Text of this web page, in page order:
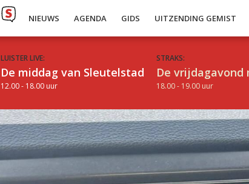
NIEUWS AGENDA GIDS UITZENDING GEMIST
LUISTER LIVE:
De middag van Sleutelstad
12.00 - 18.00 uur
STRAKS:
De vrijdagavond
18.00 - 19.00 uur